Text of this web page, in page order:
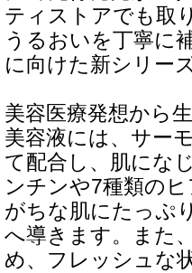
ティストアでも取
うるおいを丁寧に
に向けた新シリー
美容医療発想から
美容液には、サー
て配合し、肌にな
ンチンや7種類の
がちな肌にたっぷ
へ導きます。また
め、フレッシュな